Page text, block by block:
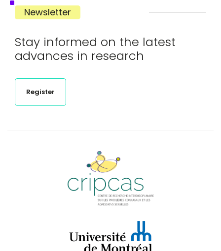
Newsletter
Stay informed on the latest
advances in research
Register